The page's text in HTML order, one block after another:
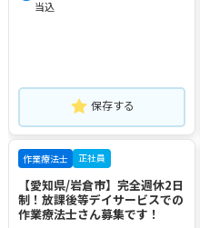
当込
保存する
作業療法士 正社員
【愛知県/岩倉市】完全週休2日
制！放課後等デイサービスでの
作業療法士さん募集です！